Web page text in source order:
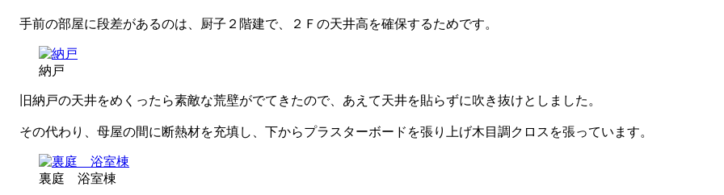
手前の部屋に段差があるのは、厨子２階建で、２Ｆの天井高を確保するためです。
納戸
旧納戸の天井をめくったら素敵な荒壁がでてきたので、あえて天井を貼らずに吹き抜けとしました。
その代わり、母屋の間に断熱材を充填し、下からプラスターボードを張り上げ木目調クロスを張っています。
裏庭 浴室棟